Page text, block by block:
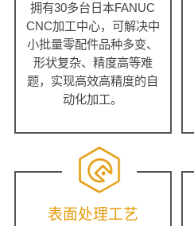
拥有30多台日本FANUC
CNC加工中心，可解决中
小批量零配件品种多变、
形状复杂、精度高等难
题，实现高效高精度的自
动化加工。
表面处理工艺